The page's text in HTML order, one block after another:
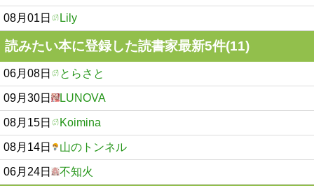
08月01日 Lily
読みたい本に登録した読書家最新5件(11)
06月08日 とらさと
09月30日 LUNOVA
08月15日 Koimina
08月14日 山のトンネル
06月24日 不知火